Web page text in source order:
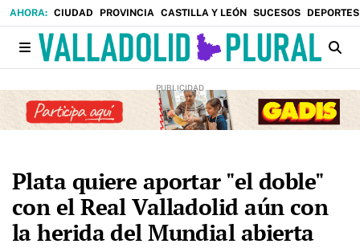
CIUDAD PROVINCIA CASTILLA Y LEÓN SUCESOS DEPORTES
Plata quiere aportar "el doble"
con el Real Valladolid aún con
la herida del Mundial abierta